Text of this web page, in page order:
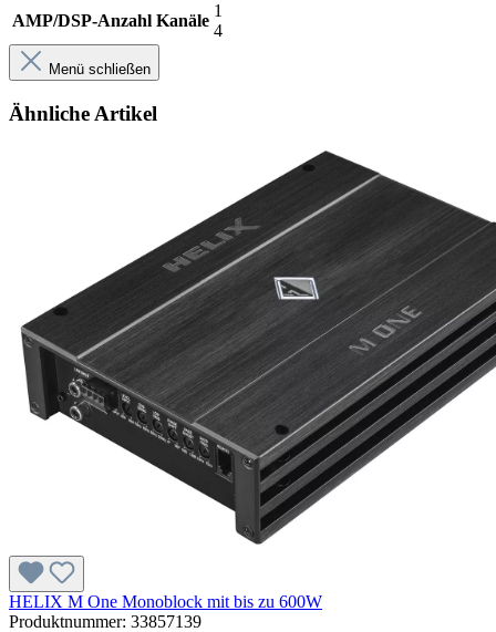
AMP/DSP-Anzahl Kanäle
1
4
Menü schließen
Ähnliche Artikel
HELIX M One Monoblock mit bis zu 600W
Produktnummer: 33857139